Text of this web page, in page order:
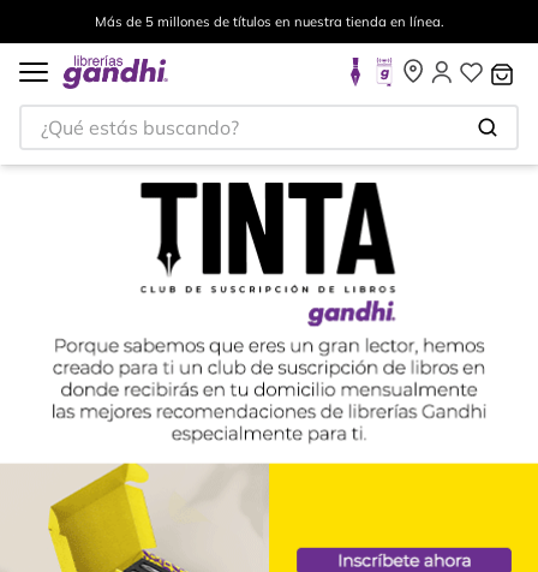
Envíos a todo el mundo, para más información da clickaquí
¿Qué estás buscando?